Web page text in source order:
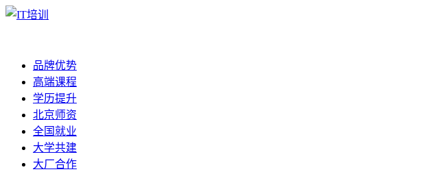
品牌优势
高端课程
学历提升
北京师资
全国就业
大学共建
大厂合作